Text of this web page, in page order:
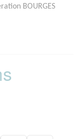
BOURGES